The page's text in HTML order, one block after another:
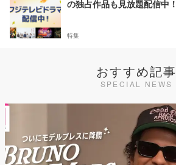
の独占作品も見放題配信中！
特集
おすすめ記事
SPECIAL NEWS